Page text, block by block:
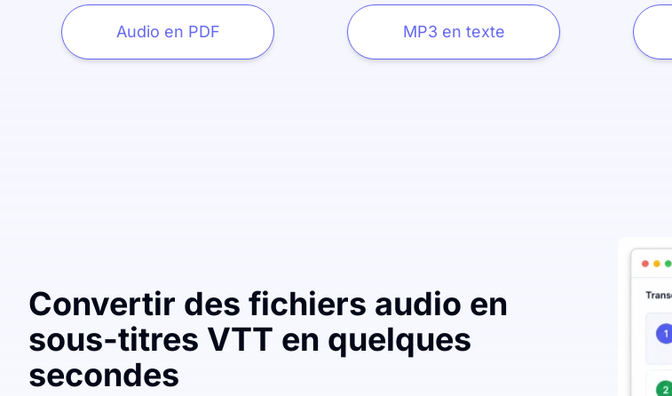
Audio en PDF MP3 en texte
Convertir des fichiers audio en
sous-titres VTT en quelques
secondes